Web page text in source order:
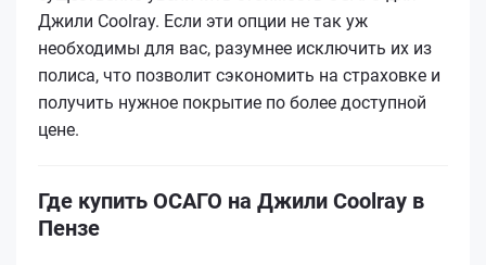
Джили Coolray. Если эти опции не так уж
необходимы для вас, разумнее исключить их из
полиса, что позволит сэкономить на страховке и
получить нужное покрытие по более доступной
цене.
Где купить ОСАГО на Джили Coolray в
Пензе